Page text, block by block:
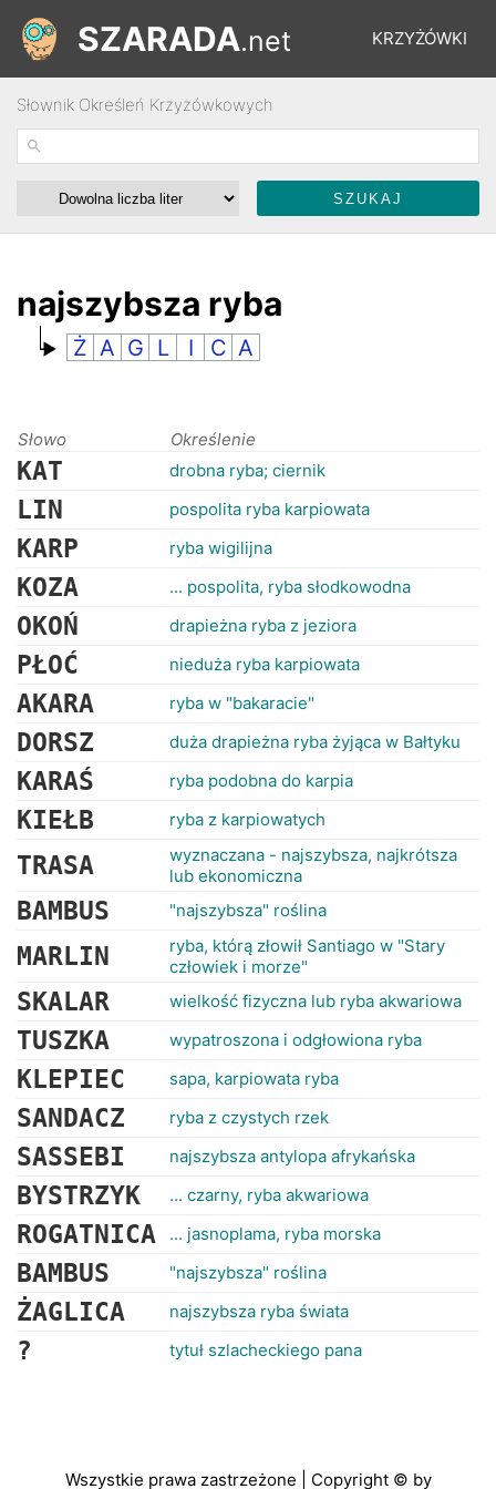
KRZYŻÓWKI
ŁAMIGŁÓWKI
SZARADA.net
Słownik Określeń Krzyżówkowych
najszybsza ryba
Ż A G L I C A
Słowo Określenie
KAT drobna ryba; ciernik
LIN pospolita ryba karpiowata
KARP ryba wigilijna
KOZA ... pospolita, ryba słodkowodna
OKOŃ drapieżna ryba z jeziora
PŁOĆ nieduża ryba karpiowata
AKARA ryba w "bakaracie"
DORSZ duża drapieżna ryba żyjąca w Bałtyku
KARAŚ ryba podobna do karpia
KIEŁB ryba z karpiowatych
TRASA
wyznaczana - najszybsza, najkrótsza
lub ekonomiczna
BAMBUS "najszybsza" roślina
MARLIN
ryba, którą złowił Santiago w "Stary
człowiek i morze"
SKALAR wielkość fizyczna lub ryba akwariowa
TUSZKA wypatroszona i odgłowiona ryba
KLEPIEC sapa, karpiowata ryba
SANDACZ ryba z czystych rzek
SASSEBI najszybsza antylopa afrykańska
BYSTRZYK ... czarny, ryba akwariowa
ROGATNICA ... jasnoplama, ryba morska
BAMBUS "najszybsza" roślina
ŻAGLICA najszybsza ryba świata
? tytuł szlacheckiego pana
Wszystkie prawa zastrzeżone | Copyright © by